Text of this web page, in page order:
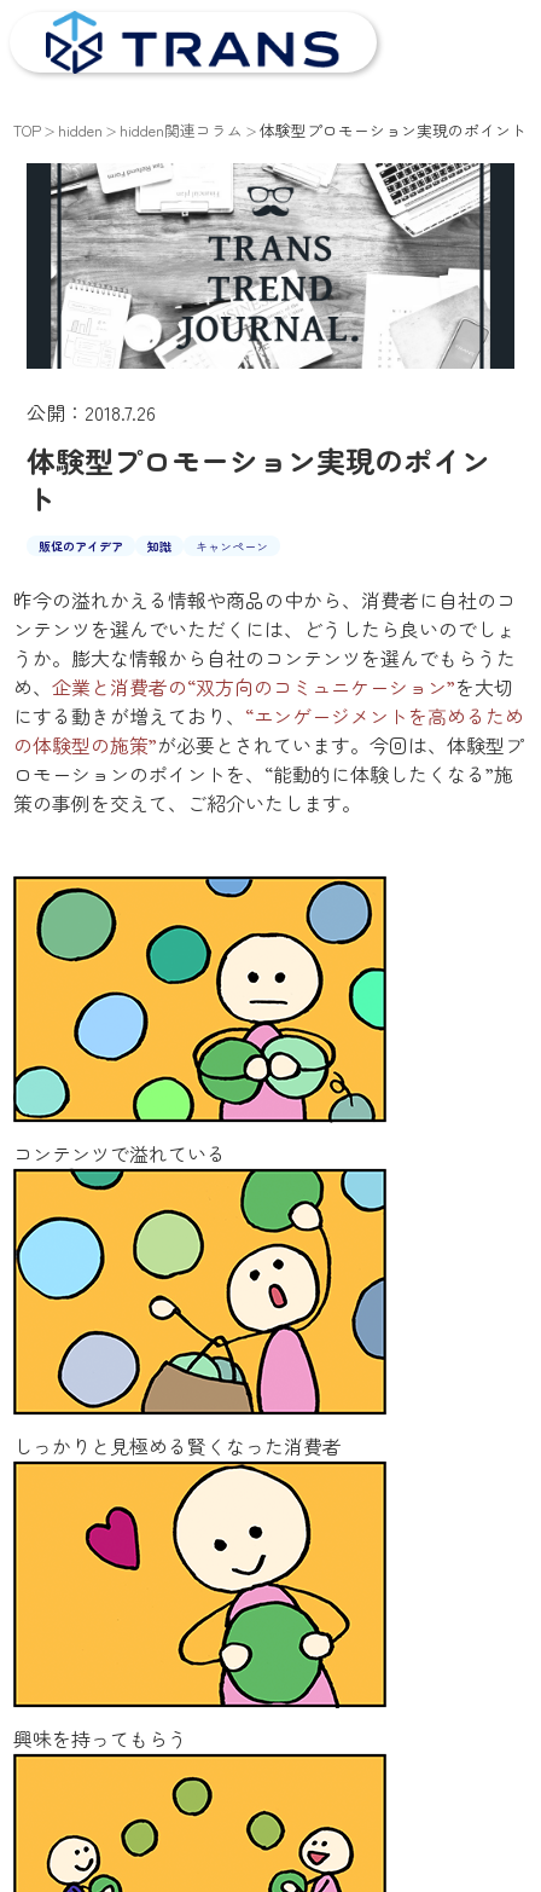
TOP hidden hidden関連コラム 体験型プロモーション実現のポイント
公開：2018.7.26
体験型プロモーション実現のポイン
ト
販促のアイデア 知識 キャンペーン
昨今の溢れかえる情報や商品の中から、消費者に自社のコ
ンテンツを選んでいただくには、どうしたら良いのでしょ
うか。膨大な情報から自社のコンテンツを選んでもらうた
め、企業と消費者の“双方向のコミュニケーション”を大切
にする動きが増えており、 “エンゲージメントを高めるため
の体験型の施策”が必要とされています。今回は、体験型プ
ロモーションのポイントを、“能動的に体験したくなる”施
策の事例を交えて、ご紹介いたします。
コンテンツで溢れている
しっかりと見極める賢くなった消費者
興味を持ってもらう